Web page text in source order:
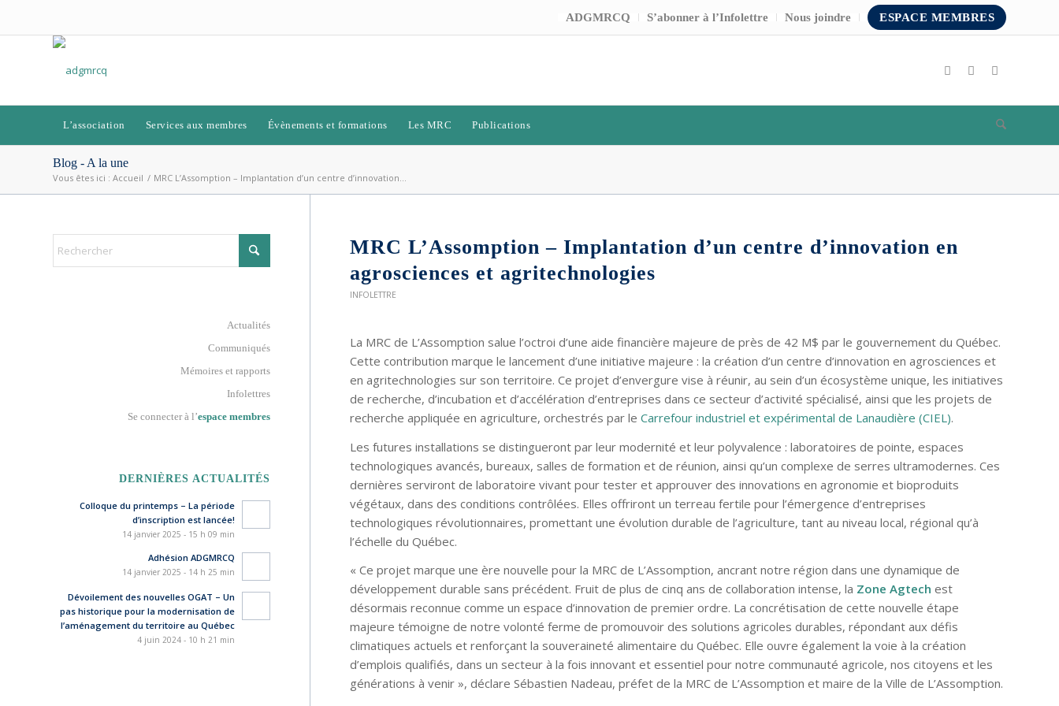
ADGMRCQ S’abonner à l’Infolettre Nous joindre ESPACE MEMBRES
L’association Services aux membres Évènements et formations Les MRC Publications
Blog - A la une
Vous êtes ici : Accueil / MRC L’Assomption – Implantation d’un centre d’innovation...
MRC L’Assomption – Implantation d’un centre d’innovation en
agrosciences et agritechnologies
INFOLETTRE
La MRC de L’Assomption salue l’octroi d’une aide financière majeure de près de 42 M$ par le gouvernement du Québec.
Cette contribution marque le lancement d’une initiative majeure : la création d’un centre d’innovation en agrosciences et
en agritechnologies sur son territoire. Ce projet d’envergure vise à réunir, au sein d’un écosystème unique, les initiatives
de recherche, d’incubation et d’accélération d’entreprises dans ce secteur d’activité spécialisé, ainsi que les projets de
recherche appliquée en agriculture, orchestrés par le Carrefour industriel et expérimental de Lanaudière (CIEL).
Les futures installations se distingueront par leur modernité et leur polyvalence : laboratoires de pointe, espaces
technologiques avancés, bureaux, salles de formation et de réunion, ainsi qu’un complexe de serres ultramodernes. Ces
dernières serviront de laboratoire vivant pour tester et approuver des innovations en agronomie et bioproduits
végétaux, dans des conditions contrôlées. Elles offriront un terreau fertile pour l’émergence d’entreprises
technologiques révolutionnaires, promettant une évolution durable de l’agriculture, tant au niveau local, régional qu’à
l’échelle du Québec.
« Ce projet marque une ère nouvelle pour la MRC de L’Assomption, ancrant notre région dans une dynamique de
développement durable sans précédent. Fruit de plus de cinq ans de collaboration intense, la Zone Agtech est
désormais reconnue comme un espace d’innovation de premier ordre. La concrétisation de cette nouvelle étape
majeure témoigne de notre volonté ferme de promouvoir des solutions agricoles durables, répondant aux défis
climatiques actuels et renforçant la souveraineté alimentaire du Québec. Elle ouvre également la voie à la création
d’emplois qualifiés, dans un secteur à la fois innovant et essentiel pour notre communauté agricole, nos citoyens et les
générations à venir », déclare Sébastien Nadeau, préfet de la MRC de L’Assomption et maire de la Ville de L’Assomption.
Actualités
Communiqués
Mémoires et rapports
Infolettres
Se connecter à l’espace membres
DERNIÈRES ACTUALITÉS
Colloque du printemps – La période
d’inscription est lancée!
14 janvier 2025 - 15 h 09 min
Adhésion ADGMRCQ
14 janvier 2025 - 14 h 25 min
Dévoilement des nouvelles OGAT – Un
pas historique pour la modernisation de
l’aménagement du territoire au Québec
4 juin 2024 - 10 h 21 min